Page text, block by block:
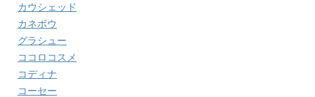
カウシェッド
カネボウ
グラシュー
ココロコスメ
コディナ
コーセー